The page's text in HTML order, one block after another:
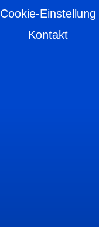
Cookie-Einstellung
Kontakt